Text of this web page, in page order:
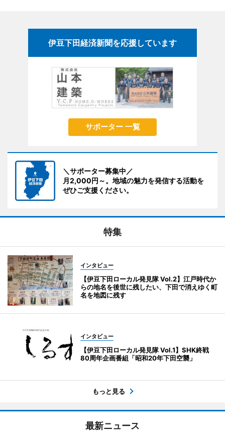
伊豆下田経済新聞を応援しています
サポーター 一覧
＼サポーター募集中／
月2,000円～。地域の魅力を発信する活動を
ぜひご支援ください。
特集
インタビュー
【伊豆下田ローカル発見隊 Vol.2】江戸時代か
らの地名を後世に残したい、下田で消えゆく町
名を地図に残す
インタビュー
【伊豆下田ローカル発見隊 Vol.1】SHK終戦
80周年企画番組「昭和20年下田空襲」
もっと見る
最新ニュース